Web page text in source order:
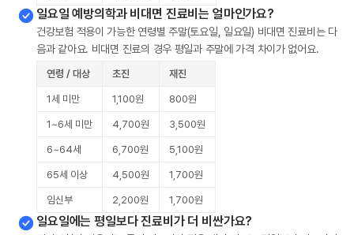
일요일 예방의학과 비대면 진료비는 얼마인가요?
건강보험 적용이 가능한 연령별 주말(토요일, 일요일) 비대면 진료비는 다
음과 같아요. 비대면 진료의 경우 평일과 주말에 가격 차이가 없어요.
연령 / 대상 초진 재진
1세 미만 1,100원 800원
1~6세 미만 4,700원 3,500원
6~64세 6,700원 5,100원
65세 이상 4,500원 1,700원
임신부 2,200원 1,700원
일요일에는 평일보다 진료비가 더 비싼가요?